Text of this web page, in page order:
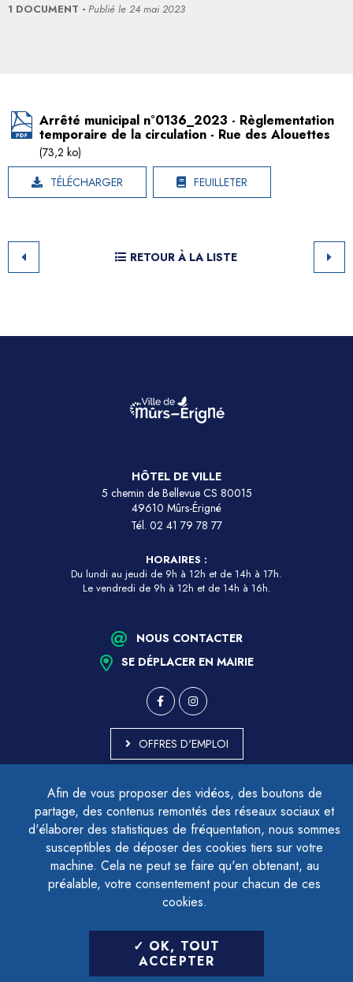
Afin de vous proposer des vidéos, des boutons de
partage, des contenus remontés des réseaux sociaux et
d'élaborer des statistiques de fréquentation, nous sommes
susceptibles de déposer des cookies tiers sur votre
machine. Cela ne peut se faire qu'en obtenant, au
préalable, votre consentement pour chacun de ces
cookies.
OK, TOUT
ACCEPTER
1 DOCUMENT Publié le 24 mai 2023
Arrêté municipal n°0136_2023 - Règlementation
temporaire de la circulation - Rue des Alouettes
(73,2 ko)
TÉLÉCHARGER
FEUILLETER
RETOUR À LA LISTE
HÔTEL DE VILLE
5 chemin de Bellevue CS 80015
49610 Mûrs-Érigné
Tél. 02 41 79 78 77
HORAIRES :
Du lundi au jeudi de 9h à 12h et de 14h à 17h.
Le vendredi de 9h à 12h et de 14h à 16h.
NOUS CONTACTER
SE DÉPLACER EN MAIRIE
OFFRES D'EMPLOI
ACCESSIBILITÉ - PARTIELLEMENT CONFORME
PLAN DU SITE
MENTIONS LÉGALES
CONTACTER LE DÉLÉGUÉ À LA PROTECTION DES DONNÉES
GESTION DES COOKIES
LETTRE D'INFORMATION
SAISIR VOTRE ADRESSE E-MAIL
POUR VOUS INSCRIRE :